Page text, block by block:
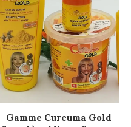
LIRE LA SUITE
Gamme Curcuma Gold